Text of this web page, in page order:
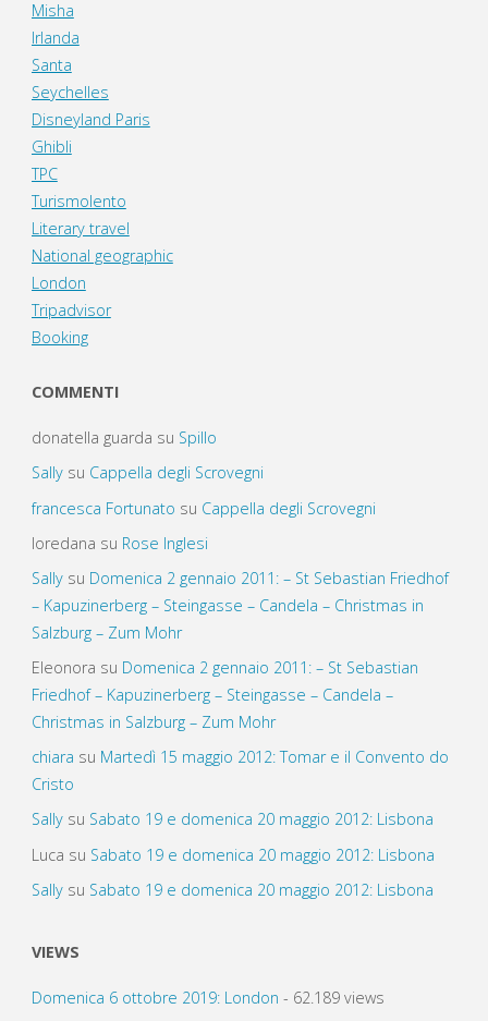
Misha
Irlanda
Santa
Seychelles
Disneyland Paris
Ghibli
TPC
Turismolento
Literary travel
National geographic
London
Tripadvisor
Booking
COMMENTI
donatella guarda su Spillo
Sallysu Cappella degli Scrovegni
francesca Fortunato su Cappella degli Scrovegni
loredana su Rose Inglesi
Sallysu Domenica 2 gennaio 2011: – St Sebastian Friedhof
– Kapuzinerberg – Steingasse – Candela – Christmas in
Salzburg – Zum Mohr
Eleonora su Domenica 2 gennaio 2011: – St Sebastian
Friedhof – Kapuzinerberg – Steingasse – Candela –
Christmas in Salzburg – Zum Mohr
chiara su Martedì 15 maggio 2012: Tomar e il Convento do
Cristo
Sallysu Sabato 19 e domenica 20 maggio 2012: Lisbona
Luca su Sabato 19 e domenica 20 maggio 2012: Lisbona
Sallysu Sabato 19 e domenica 20 maggio 2012: Lisbona
VIEWS
Domenica 6 ottobre 2019: London - 62.189 views